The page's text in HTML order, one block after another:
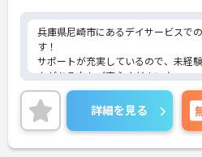
兵庫県尼崎市にあるデイサービスで
す！
サポートが充実しているので、未経
クがある方もご安心ください♪
基本土日祝休みで年間休日120日と
の時間を大切にできます◎
ご興味のある方には、面接対策ポイ
に詳細をお話しいたしますのでお気
さい！
詳細を見る